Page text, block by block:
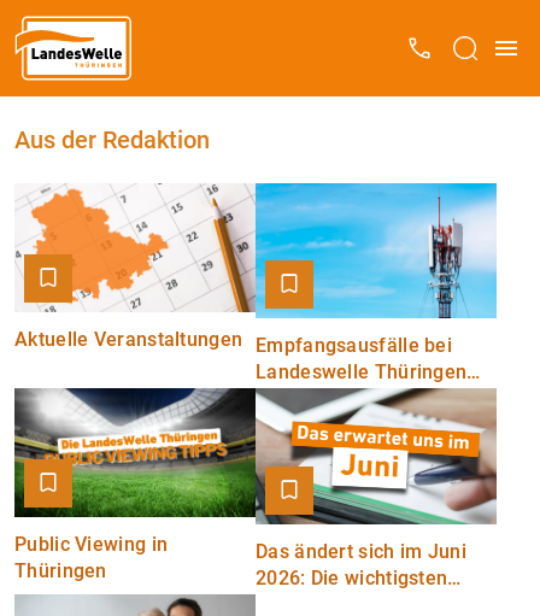
Aus der Redaktion
Aktuelle Veranstaltungen
Empfangsausfälle bei
Landeswelle Thüringen
am Mittwoch
Public Viewing in
Thüringen
Das ändert sich im Juni
2026: Die wichtigsten